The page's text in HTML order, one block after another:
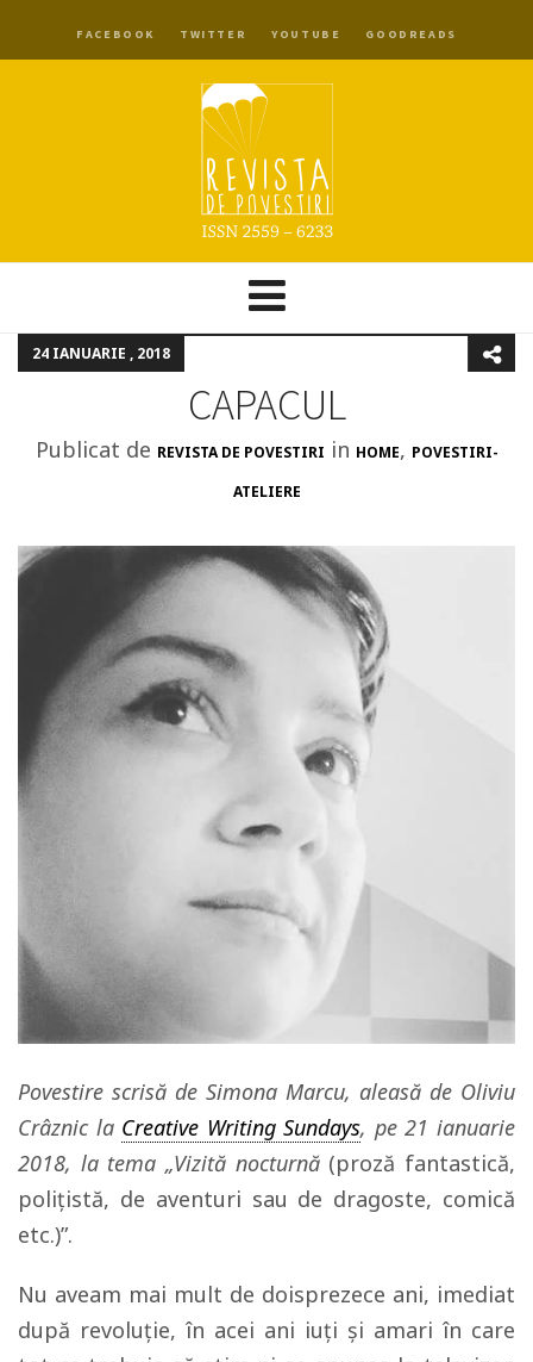
FACEBOOK TWITTER YOUTUBE GOODREADS
24 IANUARIE , 2018
CAPACUL
Publicat de REVISTA DE POVESTIRI in HOME, POVESTIRI-
ATELIERE
Povestire scrisă de Simona Marcu, aleasă de Oliviu
Crâznic la Creative Writing Sundays, pe 21 ianuarie
2018, la tema „Vizită nocturnă(proză fantastică,
polițistă, de aventuri sau de dragoste, comică
etc.)”.
Nu aveam mai mult de doisprezece ani, imediat
după revoluție, în acei ani iuți și amari în care